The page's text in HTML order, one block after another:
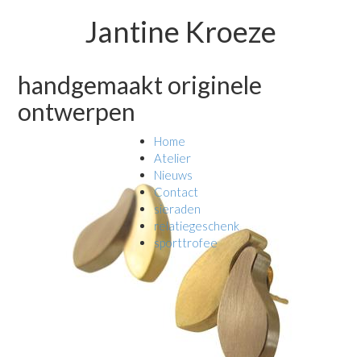
Jantine Kroeze
handgemaakt originele
ontwerpen
Home
Atelier
Nieuws
Contact
sieraden
relatiegeschenk
sporttrofee